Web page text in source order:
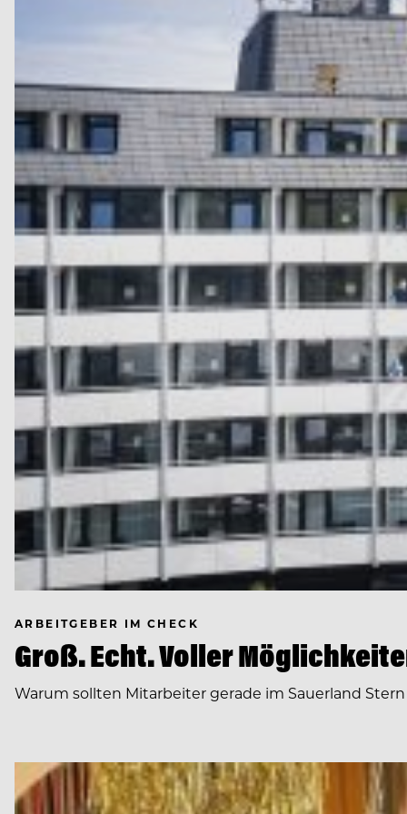
ARBEITGEBER IM CHECK
Groß. Echt. Voller
Warum sollten Mitarbeiter gerade im Sauerland